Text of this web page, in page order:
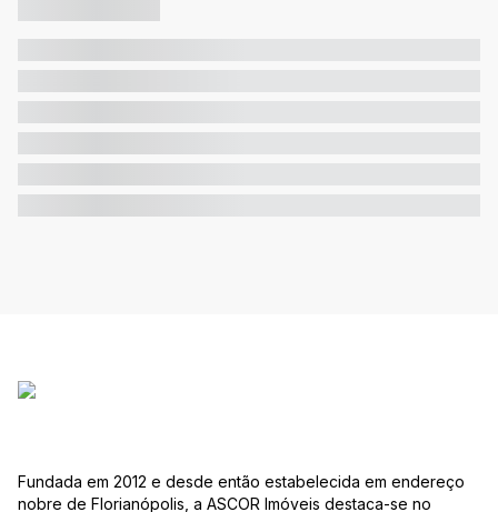
Fundada em 2012 e desde então estabelecida em endereço
nobre de Florianópolis, a ASCOR Imóveis destaca-se no